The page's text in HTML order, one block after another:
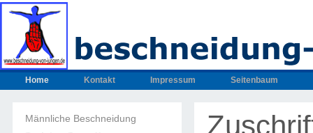
Home Kontakt Impressum Seitenbaum
Männliche Beschneidung